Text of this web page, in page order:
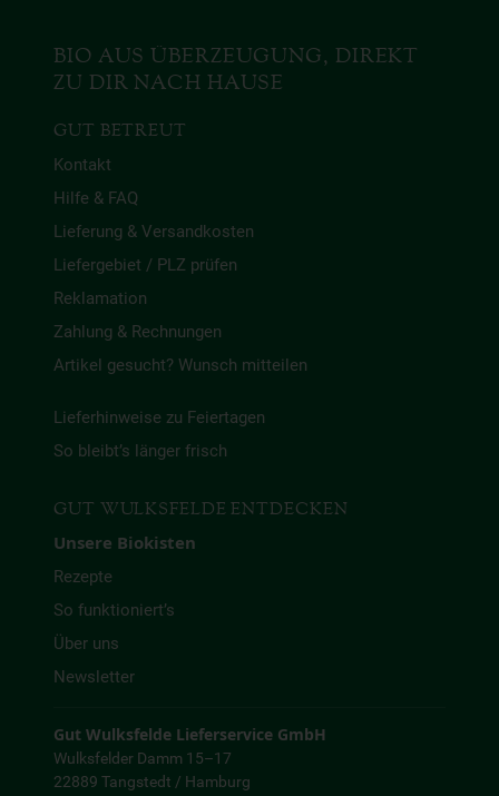
BIO AUS ÜBERZEUGUNG, DIREKT
ZU DIR NACH HAUSE
GUT BETREUT
Kontakt
Hilfe & FAQ
Lieferung & Versandkosten
Liefergebiet / PLZ prüfen
Reklamation
Zahlung & Rechnungen
Artikel gesucht? Wunsch mitteilen
Lieferhinweise zu Feiertagen
So bleibt’s länger frisch
GUT WULKSFELDE ENTDECKEN
Unsere Biokisten
Rezepte
So funktioniert’s
Über uns
Newsletter
Gut Wulksfelde Lieferservice GmbH
Wulksfelder Damm 15–17
22889 Tangstedt / Hamburg